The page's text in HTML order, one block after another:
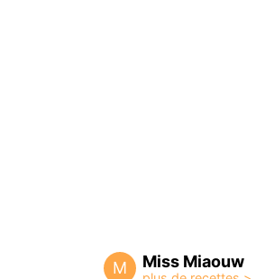
M Miss Miaouw